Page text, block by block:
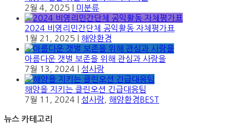
2월 4, 2025
미분류
2024 비영리민간단체 공익활동 자체평가표
1월 21, 2025
해양환경
아름다운 갯벌 보존을 위해 관심과 사랑을
7월 13, 2024
섬사랑
해양을 지키는 클린오션 긴급대응팀
7월 11, 2024
섬사랑 해양환경BEST
뉴스 카테고리